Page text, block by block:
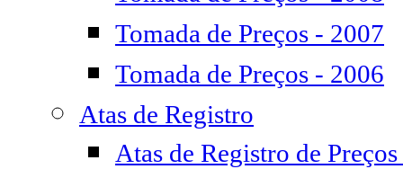
Tomada de Preços - 2007
Tomada de Preços - 2006
Atas de Registro
Atas de Registro de